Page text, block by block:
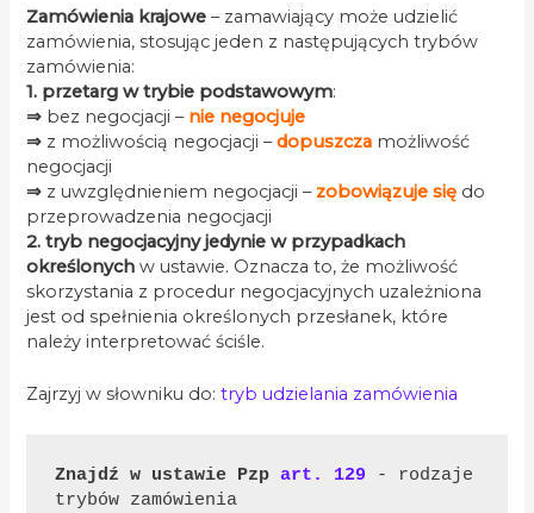
Zamówienia krajowe– zamawiający może udzielić
zamówienia, stosując jeden z następujących trybów
zamówienia:
1. przetarg w trybie podstawowym:
⇒ bez negocjacji – nie negocjuje
⇒ z możliwością negocjacji –dopuszcza możliwość
negocjacji
⇒ z uwzględnieniem negocjacji – zobowiązuje się do
przeprowadzenia negocjacji
2. tryb negocjacyjny jedynie w przypadkach
określonych w ustawie. Oznacza to, że możliwość
skorzystania z procedur negocjacyjnych uzależniona
jest od spełnienia określonych przesłanek, które
należy interpretować ściśle.
Zajrzyj w słowniku do:tryb udzielania zamówienia
Znajdź w ustawie Pzp art. 129 - rodzaje
trybów zamówienia